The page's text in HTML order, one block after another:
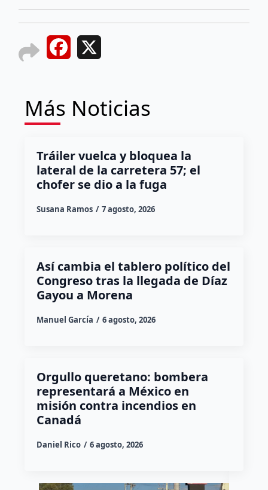
Facebook
Más Noticias
Tráiler vuelca y bloquea la
lateral de la carretera 57; el
chofer se dio a la fuga
Susana Ramos 7 agosto, 2026
Así cambia el tablero político del
Congreso tras la llegada de Díaz
Gayou a Morena
Manuel García 6 agosto, 2026
Orgullo queretano: bombera
representará a México en
misión contra incendios en
Canadá
Daniel Rico 6 agosto, 2026